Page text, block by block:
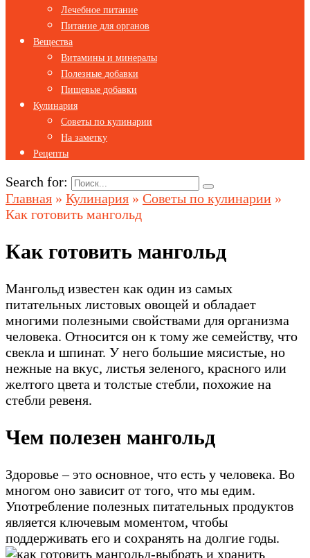
Лечебное питание
Питание для органов
Вещества
Витамины и минералы
Полезные добавки
Пищевые добавки
Кулинария
Советы по кулинарии
На заметку
Рецепты
Search for:
Главная » Кулинария » Советы по кулинарии »
Как готовить мангольд
Как готовить мангольд
Мангольд известен как один из самых
питательных листовых овощей и обладает
многими полезными свойствами для организма
человека. Относится он к тому же семейству, что
свекла и шпинат. У него большие мясистые, но
нежные на вкус, листья зеленого, красного или
желтого цвета и толстые стебли, похожие на
стебли ревеня.
Чем полезен мангольд
Здоровье – это основное, что есть у человека. Во
многом оно зависит от того, что мы едим.
Употребление полезных питательных продуктов
является ключевым моментом, чтобы
поддерживать его и сохранять на долгие годы.